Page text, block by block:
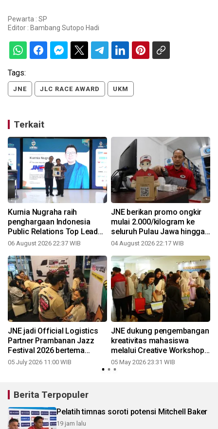
Pewarta : SP
Editor : Bambang Sutopo Hadi
Tags:
JNE JLC RACE AWARD UKM
Terkait
Kurnia Nugraha raih
penghargaan Indonesia
Public Relations Top Leader
2026
06 August 2026 22:37 WIB
JNE berikan promo ongkir
mulai 2.000/kilogram ke
seluruh Pulau Jawa hingga
September
04 August 2026 22:17 WIB
JNE jadi Official Logistics
Partner Prambanan Jazz
Festival 2026 bertema
"Celebrate the Joy"
05 July 2026 11:00 WIB
JNE dukung pengembangan
kreativitas mahasiswa
melalui Creative Workshop
"Think Creative" di UII
Yogyakarta
05 May 2026 23:31 WIB
Berita Terpopuler
Pelatih timnas soroti potensi Mitchell Baker
19 jam lalu